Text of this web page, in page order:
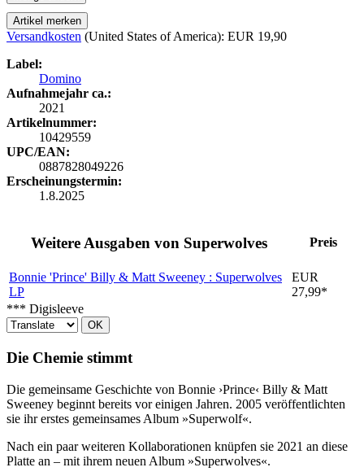
Artikel merken
Versandkosten (United States of America): EUR 19,90
Label:
Domino
Aufnahmejahr ca.:
2021
Artikelnummer:
10429559
UPC/EAN:
0887828049226
Erscheinungstermin:
1.8.2025
Weitere Ausgaben von Superwolves Preis
Bonnie 'Prince' Billy & Matt Sweeney : Superwolves
LP
EUR
27,99*
*** Digisleeve
OK
Die Chemie stimmt
Die gemeinsame Geschichte von Bonnie ›Prince‹ Billy & Matt
Sweeney beginnt bereits vor einigen Jahren. 2005 veröffentlichten
sie ihr erstes gemeinsames Album »Superwolf«.
Nach ein paar weiteren Kollaborationen knüpfen sie 2021 an diese
Platte an – mit ihrem neuen Album »Superwolves«.